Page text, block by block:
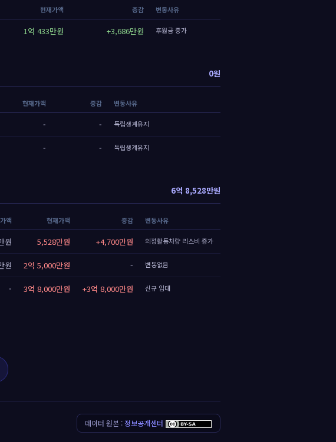
현재가액 증감 변동사유
1억 433만원 +3,686만원 후원금 증가
0원
현재가액 증감 변동사유
- - 독립생계유지
- - 독립생계유지
6억 8,528만원
액 현재가액 증감 변동사유
원 5,528만원 +4,700만원 의정활동차량 리스비 증가
원 2억 5,000만원 - 변동없음
- 3억 8,000만원 +3억 8,000만원 신규 임대
데이터 원본 : 정보공개센터